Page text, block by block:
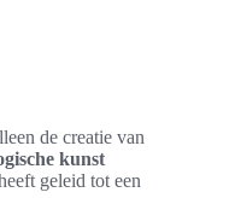
de creatie van
kunst
geleid tot een